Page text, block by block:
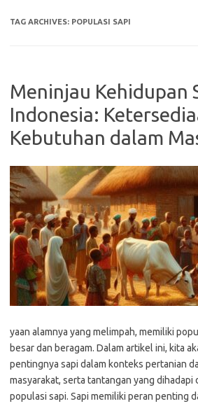
TAG ARCHIVES: POPULASI SAPI
Meninjau Kehidupan
Indonesia:
Kebutuhan dalam
yaan alamnya yang melimpah, memiliki
besar dan beragam. Dalam artikel ini, kita
pentingnya sapi dalam konteks pertanian
masyarakat, serta tantangan yang dihadapi
populasi sapi. Sapi memiliki peran penting